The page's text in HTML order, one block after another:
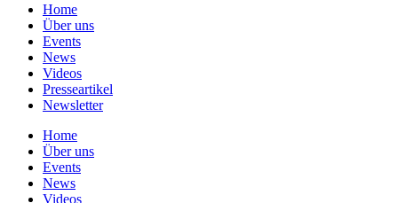
Home
Über uns
Events
News
Videos
Presseartikel
Newsletter
Home
Über uns
Events
News
Videos